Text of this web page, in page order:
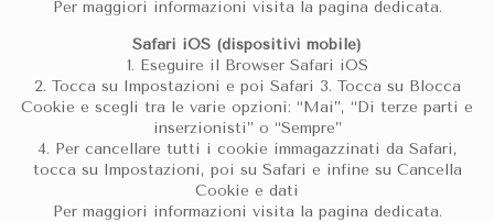
Per maggiori informazioni visita la pagina dedicata.
Safari iOS (dispositivi mobile)
1. Eseguire il Browser Safari iOS
2. Tocca su Impostazioni e poi Safari 3. Tocca su Blocca
Cookie e scegli tra le varie opzioni: “Mai”, “Di terze parti e
inserzionisti” o “Sempre”
4. Per cancellare tutti i cookie immagazzinati da Safari,
tocca su Impostazioni, poi su Safari e infine su Cancella
Cookie e dati
Per maggiori informazioni visita la pagina dedicata.